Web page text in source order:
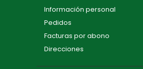
Información personal
Pedidos
Facturas por abono
Direcciones